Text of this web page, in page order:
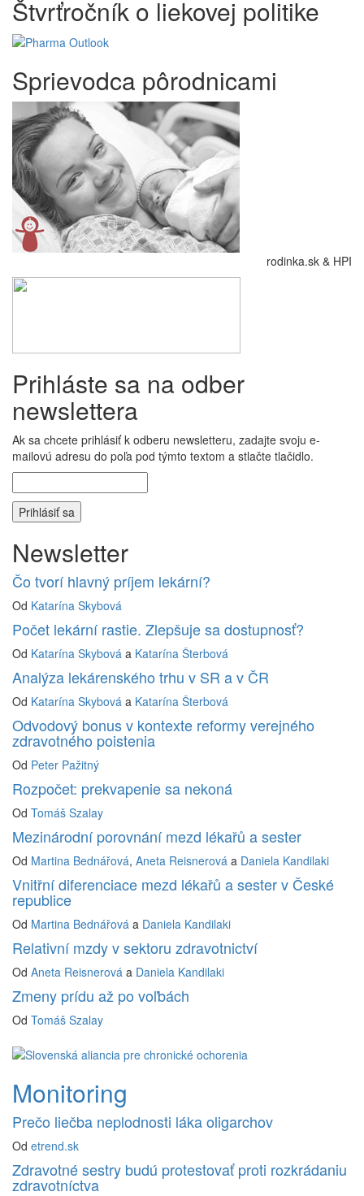
Štvrťročník o liekovej politike
Sprievodca pôrodnicami
rodinka.sk & HPI
Prihláste sa na odber
newslettera
Ak sa chcete prihlásiť k odberu newsletteru, zadajte svoju e-
mailovú adresu do poľa pod týmto textom a stlačte tlačidlo.
Newsletter
Čo tvorí hlavný príjem lekární?
Od Katarína Skybová
Počet lekární rastie. Zlepšuje sa dostupnosť?
Od Katarína Skybová a Katarína Šterbová
Analýza lekárenského trhu v SR a v ČR
Od Katarína Skybová a Katarína Šterbová
Odvodový bonus v kontexte reformy verejného
zdravotného poistenia
Od Peter Pažitný
Rozpočet: prekvapenie sa nekoná
Od Tomáš Szalay
Mezinárodní porovnání mezd lékařů a sester
Od Martina Bednářová, Aneta Reisnerová a Daniela Kandilaki
Vnitřní diferenciace mezd lékařů a sester v České
republice
Od Martina Bednářová a Daniela Kandilaki
Relativní mzdy v sektoru zdravotnictví
Od Aneta Reisnerová a Daniela Kandilaki
Zmeny prídu až po voľbách
Od Tomáš Szalay
Monitoring
Prečo liečba neplodnosti láka oligarchov
Od etrend.sk
Zdravotné sestry budú protestovať proti rozkrádaniu
zdravotníctva